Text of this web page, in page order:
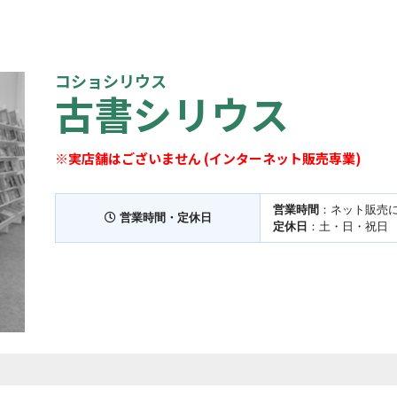
コショシリウス
古書シリウス
※実店舗はございません (インターネット販売専業)
営業時間・定休日
営業時間 ：ネット販売
定休日 ：土・日・祝日